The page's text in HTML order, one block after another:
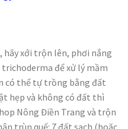
hãy xới trộn lên, phơi nắng
để xử lý mầm
có thể tự trồng bằng đất
hẹp và không có đất thì
Nông Điền Trang và trộn